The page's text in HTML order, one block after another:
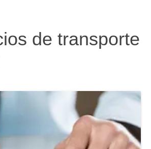
de transporte